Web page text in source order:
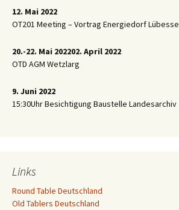
12. Mai 2022
OT201 Meeting – Vortrag Energiedorf Lübesse
20.-22. Mai 202202. April 2022
OTD AGM Wetzlarg
9. Juni 2022
15:30Uhr Besichtigung Baustelle Landesarchiv
Links
Round Table Deutschland
Old Tablers Deutschland